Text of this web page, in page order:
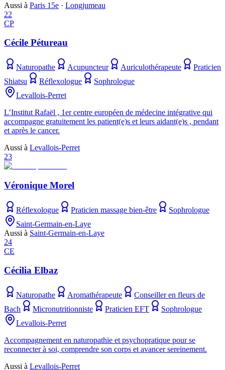
Aussi à Paris 15e · Longjumeau
22
CP
Cécile Pétureau
Naturopathe Acupuncteur Auriculothérapeute
Praticien
Shiatsu
Réflexologue
Sophrologue
Levallois-Perret
L’Institut Rafaël , 1er centre européen de médecine intégrative qui
accompagne gratuitement les patient(e)s et leurs aidant(e)s , pendant
et après le cancer.
Aussi à Levallois-Perret
23
Véronique Morel
Réflexologue Praticien massage bien-être
Sophrologue
Saint-Germain-en-Laye
Aussi à Saint-Germain-en-Laye
24
CE
Cécilia Elbaz
Naturopathe Aromathérapeute
Conseiller en fleurs de
Bach
Micronutritionniste Praticien EFT
Sophrologue
Levallois-Perret
Accompagnement en naturopathie et psychopratique pour se
reconnecter à soi, comprendre son corps et avancer sereinement.
Aussi à Levallois-Perret